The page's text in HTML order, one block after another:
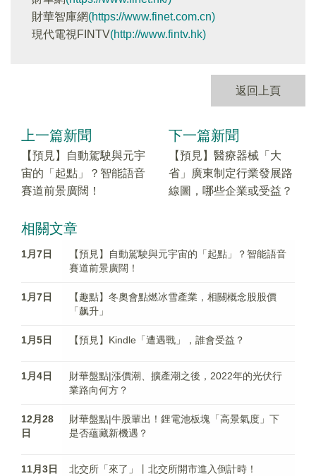
財華智庫網(https://www.finet.com.cn)
現代電視FINTV(http://www.fintv.hk)
返回上頁
上一篇新聞
【預見】自動駕駛與元宇
宙的「起點」？智能語音
賽道前景廣闊！
下一篇新聞
【預見】醫療器械「大
省」廣東制定行業發展路
線圖，哪些企業或受益？
相關文章
1月7日
【預見】自動駕駛與元宇宙的「起點」？智能語音
賽道前景廣闊！
1月7日
【趣點】冬奧會點燃冰雪產業，相關概念股股價
「飙升」
1月5日 【預見】Kindle「遭遇戰」，誰會受益？
1月4日
財華盤點|漲價潮、擴產潮之後，2022年的光伏行
業路向何方？
12月28
日
財華盤點|牛股輩出！鋰電池板塊「高景氣度」下
是否蘊藏新機遇？
11月3日 北交所「來了」丨北交所開市進入倒計時！